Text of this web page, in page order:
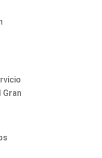
Gran